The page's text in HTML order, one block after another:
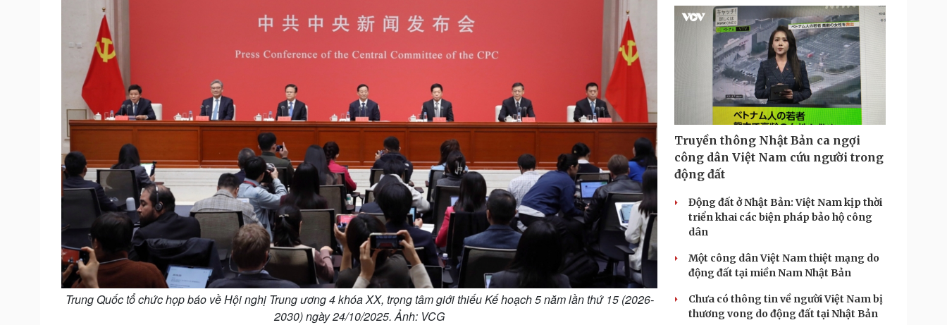
m
Trung Quốc tổ chức họp báo về Hội nghị Trung ương 4 khóa XX, trọng tâm giới thiếu Kế hoạch 5 năm lần thứ 15 (2026-
2030) ngày 24/10/2025. Ảnh: VCG
Truyền thông Nhật Bản ca ngợi
công dân Việt Nam cứu người trong
động đất
Động đất ở Nhật Bản: Việt Nam kịp thời
triển khai các biện pháp bảo hộ công
dân
Một công dân Việt Nam thiệt mạng do
động đất tại miền Nam Nhật Bản
Chưa có thông tin về người Việt Nam bị
thương vong do động đất tại Nhật Bản